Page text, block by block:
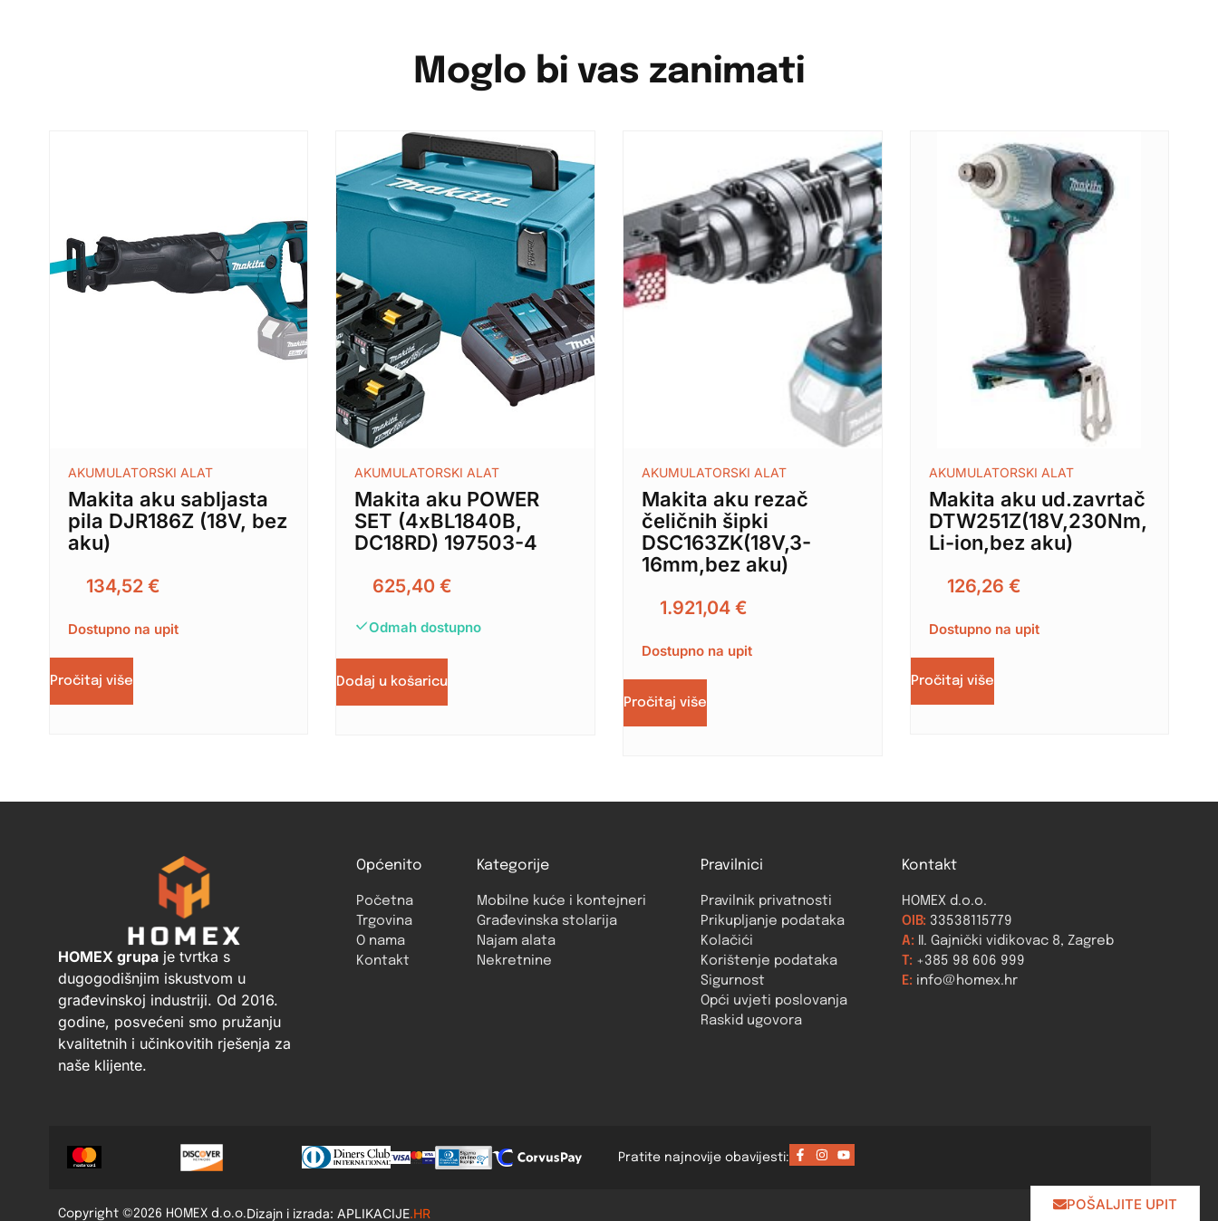
Moglo bi vas zanimati
AKUMULATORSKI ALAT
Makita aku sabljasta
pila DJR186Z (18V, bez
aku)
134,52 €
Dostupno na upit
Pročitaj više
AKUMULATORSKI ALAT
Makita aku POWER
SET (4xBL1840B,
DC18RD) 197503-4
625,40€
Odmah dostupno
Dodaj u košaricu
AKUMULATORSKI ALAT
Makita aku rezač
čeličnih šipki
DSC163ZK(18V,3-
16mm,bez aku)
1.921,04 €
Dostupno na upit
Pročitaj više
AKUMULATORSKI ALAT
Makita aku ud.zavrtač
DTW251Z(18V,230Nm,
Li-ion,bez aku)
126,26 €
Dostupno na upit
Pročitaj više
POŠALJITE UPIT
HOMEX grupaje tvrtka s
dugogodišnjim iskustvom u
građevinskoj industriji. Od 2016.
godine, posvećeni smo pružanju
kvalitetnih i učinkovitih rješenja za
naše klijente.
Općenito
Početna
Trgovina
O nama
Kontakt
Kategorije
Mobilne kuće i kontejneri
Građevinska stolarija
Najam alata
Nekretnine
Pravilnici
Pravilnik privatnosti
Prikupljanje podataka
Kolačići
Korištenje podataka
Sigurnost
Opći uvjeti poslovanja
Raskid ugovora
Kontakt
HOMEX d.o.o.
OIB: 33538115779
A: II. Gajnički vidikovac 8, Zagreb
T: +385 98 606 999
E: info@homex.hr
Pratite najnovije obavijesti:
Copyright ©2026 HOMEX d.o.o.Dizajn i izrada: APLIKACIJE.HR